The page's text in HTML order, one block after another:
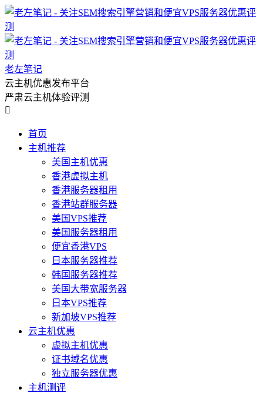
老左笔记
云主机优惠发布平台
严肃云主机体验评测

首页
主机推荐
美国主机优惠
香港虚拟主机
香港服务器租用
香港站群服务器
美国VPS推荐
美国服务器租用
便宜香港VPS
日本服务器推荐
韩国服务器推荐
美国大带宽服务器
日本VPS推荐
新加坡VPS推荐
云主机优惠
虚拟主机优惠
证书域名优惠
独立服务器优惠
主机测评